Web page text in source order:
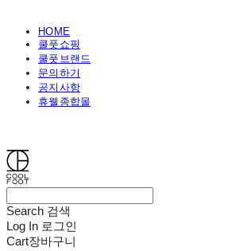
HOME
쿨풋쇼핑
쿨풋브랜드
문의하기
공지사항
휴웰종합몰
Search 검색
Log In 로그인
Cart장바구니